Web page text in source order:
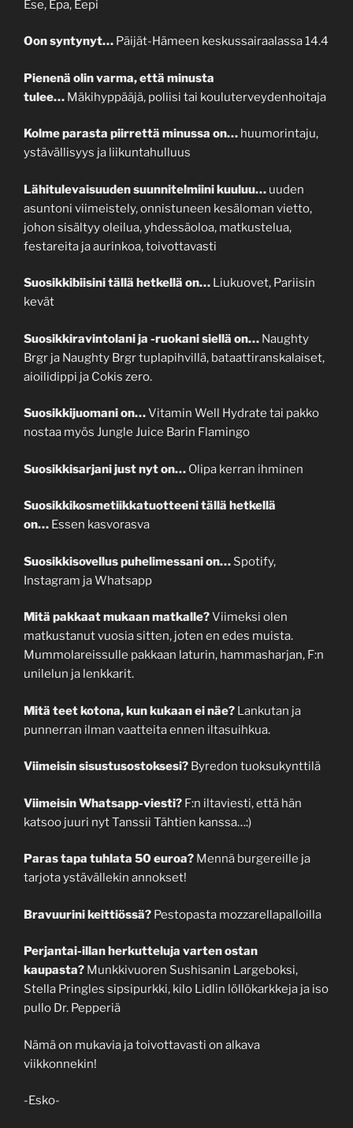
Ese, Epa, Eepi
Oon syntynyt… Päijät-Hämeen keskussairaalassa 14.4
Pienenä olin varma, että minusta
tulee… Mäkihyppääjä, poliisi tai kouluterveydenhoitaja
Kolme parasta piirrettä minussa on… huumorintaju,
ystävällisyys ja liikuntahulluus
Lähitulevaisuuden suunnitelmiini kuuluu… uuden
asuntoni viimeistely, onnistuneen kesäloman vietto,
johon sisältyy oleilua, yhdessäoloa, matkustelua,
festareita ja aurinkoa, toivottavasti
Suosikkibiisini tällä hetkellä on… Liukuovet, Pariisin
kevät
Suosikkiravintolani ja -ruokani siellä on… Naughty
Brgr ja Naughty Brgr tuplapihvillä, bataattiranskalaiset,
aioilidippi ja Cokis zero.
Suosikkijuomani on…Vitamin Well Hydrate tai pakko
nostaa myös Jungle Juice Barin Flamingo
Suosikkisarjani just nyt on… Olipa kerran ihminen
Suosikkikosmetiikkatuotteeni tällä hetkellä
on… Essen kasvorasva
Suosikkisovellus puhelimessani on… Spotify,
Instagram ja Whatsapp
Mitä pakkaat mukaan matkalle?Viimeksi olen
matkustanut vuosia sitten, joten en edes muista.
Mummolareissulle pakkaan laturin, hammasharjan, F:n
unilelun ja lenkkarit.
Mitä teet kotona, kun kukaan ei näe? Lankutan ja
punnerran ilman vaatteita ennen iltasuihkua.
Viimeisin sisustusostoksesi? Byredon tuoksukynttilä
Viimeisin Whatsapp-viesti? F:n iltaviesti, että hän
katsoo juuri nyt Tanssii Tähtien kanssa…:)
Paras tapa tuhlata 50 euroa? Mennä burgereille ja
tarjota ystävällekin annokset!
Bravuurini keittiössä? Pestopasta mozzarellapalloilla
Perjantai-illan herkutteluja varten ostan
kaupasta? Munkkivuoren Sushisanin Largeboksi,
Stella Pringles sipsipurkki, kilo Lidlin löllökarkkeja ja iso
pullo Dr. Pepperiä
Nämä on mukavia ja toivottavasti on alkava
viikkonnekin!
-Esko-